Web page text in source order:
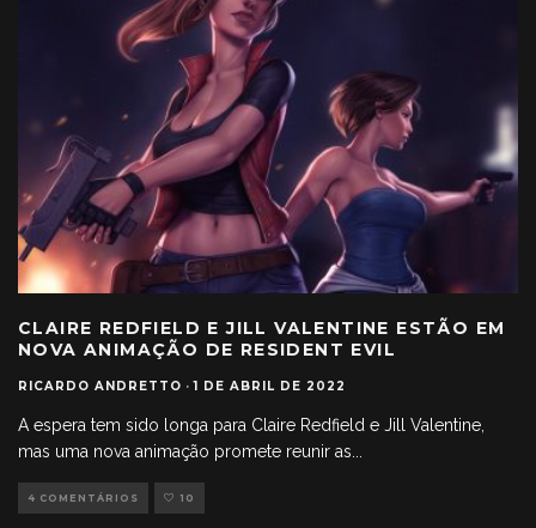
CLAIRE REDFIELD E JILL VALENTINE ESTÃO EM
NOVA ANIMAÇÃO DE RESIDENT EVIL
RICARDO ANDRETTO · 1 DE ABRIL DE 2022
A espera tem sido longa para Claire Redfield e Jill Valentine,
mas uma nova animação promete reunir as...
4 COMENTÁRIOS 10